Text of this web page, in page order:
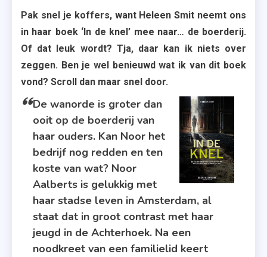
,
Boekrecensie
,
Boerderij
Boerenleven
,
Crime
Compagnie
,
Heleen
Smit
Pak snel je koffers, want Heleen Smit neemt ons
in haar boek ‘In de knel’ mee naar… de boerderij.
Of dat leuk wordt? Tja, daar kan ik niets over
zeggen. Ben je wel benieuwd wat ik van dit boek
vond? Scroll dan maar snel door.
De wanorde is groter dan
ooit op de boerderij van
haar ouders. Kan Noor het
bedrijf nog redden en ten
koste van wat? Noor
Aalberts is gelukkig met
haar stadse leven in Amsterdam, al
staat dat in groot contrast met haar
jeugd in de Achterhoek. Na een
noodkreet van een familielid keert